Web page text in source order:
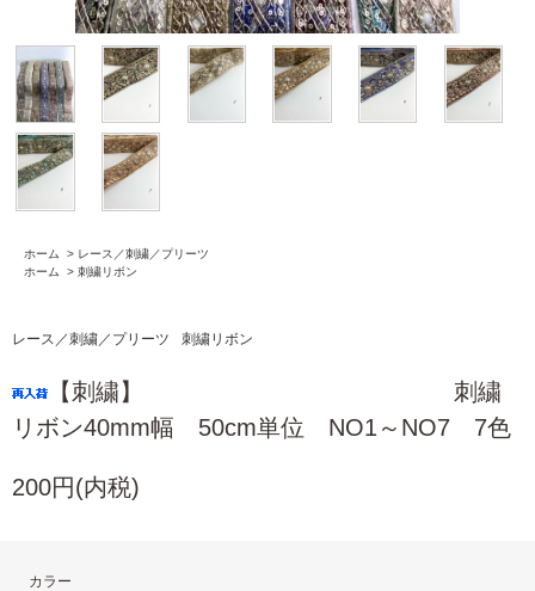
ホーム > レース／刺繍／プリーツ
ホーム
> 刺繍リボン
レース／刺繍／プリーツ 刺繍リボン
【刺繍】 刺繍
リボン40mm幅 50cm単位 NO1～NO7 7色
200円(内税)
カラー